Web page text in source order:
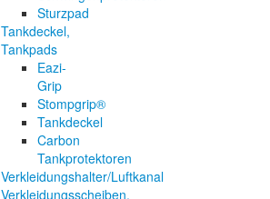
Sturzpad
Tankdeckel,
Tankpads
Eazi-
Grip
Stompgrip®
Tankdeckel
Carbon
Tankprotektoren
Verkleidungshalter/Luftkanal
Verkleidungsscheiben,